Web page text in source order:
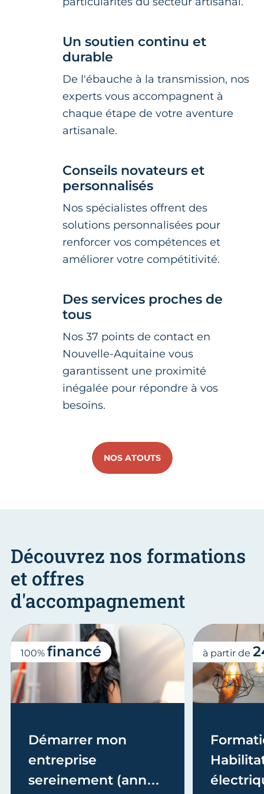
Un soutien continu et
durable
De l'ébauche à la transmission, nos
experts vous accompagnent à
chaque étape de votre aventure
artisanale.
Conseils novateurs et
personnalisés
Nos spécialistes offrent des
solutions personnalisées pour
renforcer vos compétences et
améliorer votre compétitivité.
Des services proches de
tous
Nos 37 points de contact en
Nouvelle-Aquitaine vous
garantissent une proximité
inégalée pour répondre à vos
besoins.
NOS ATOUTS
Découvrez nos formations
et offres
d'accompagnement
Démarrer mon
entreprise
sereinement (année
100% financé à partir de